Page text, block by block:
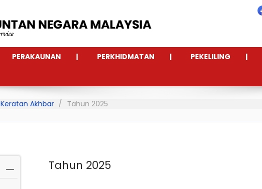
PERAKAUNAN PERKHIDMATAN PEKELILING
Keratan Akhbar Tahun 2025
Tahun 2025